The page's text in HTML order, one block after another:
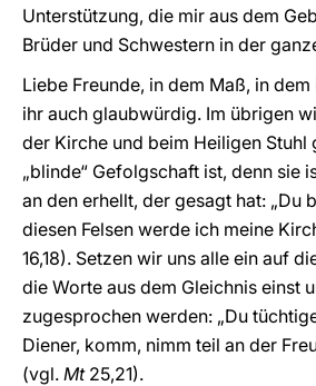
Unterstützung, die mir aus dem
Brüder und Schwestern in der
Liebe Freunde, in dem Maß, in
ihr auch glaubwürdig. Im übrigen
der Kirche und beim Heiligen Stuhl
„blinde“ Gefolgschaft ist, denn sie
an den erhellt, der gesagt hat: „Du
diesen Felsen werde ich meine
16,18). Setzen wir uns alle ein auf
die Worte aus dem Gleichnis einst
zugesprochen werden: „Du
Diener, komm, nimm teil an der
(vgl. Mt25,21).